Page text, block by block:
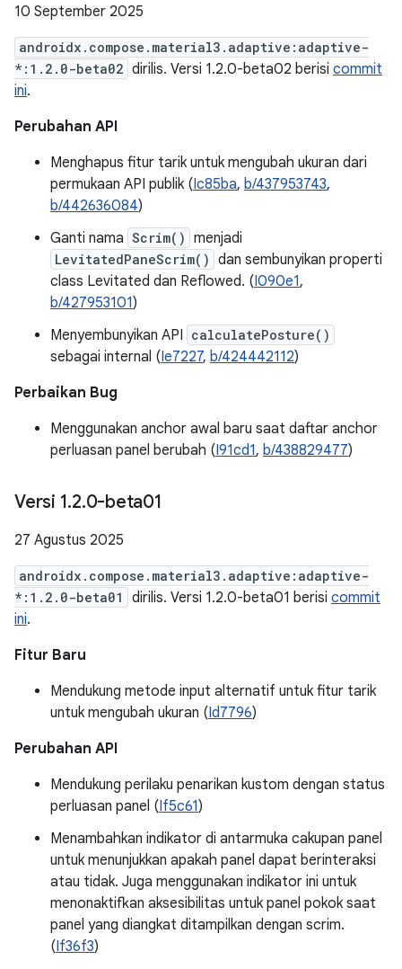
10 September 2025
androidx.compose.material3.adaptive:adaptive-
*:1.2.0-beta02 dirilis. Versi 1.2.0-beta02 berisi commit
ini.
Perubahan API
Menghapus fitur tarik untuk mengubah ukuran dari
permukaan API publik (Ic85ba, b/437953743,
b/442636084)
Ganti nama Scrim() menjadi
LevitatedPaneScrim() dan sembunyikan properti
class Levitated dan Reflowed. (I090e1,
b/427953101)
Menyembunyikan API calculatePosture()
sebagai internal (Ie7227, b/424442112)
Perbaikan Bug
Menggunakan anchor awal baru saat daftar anchor
perluasan panel berubah (I91cd1, b/438829477)
Versi 1.2.0-beta01
27 Agustus 2025
androidx.compose.material3.adaptive:adaptive-
*:1.2.0-beta01
dirilis. Versi 1.2.0-beta01 berisi commit
ini.
Fitur Baru
Mendukung metode input alternatif untuk fitur tarik
untuk mengubah ukuran (Id7796)
Perubahan API
Mendukung perilaku penarikan kustom dengan status
perluasan panel (If5c61)
Menambahkan indikator di antarmuka cakupan panel
untuk menunjukkan apakah panel dapat berinteraksi
atau tidak. Juga menggunakan indikator ini untuk
menonaktifkan aksesibilitas untuk panel pokok saat
panel yang diangkat ditampilkan dengan scrim.
(If36f3)